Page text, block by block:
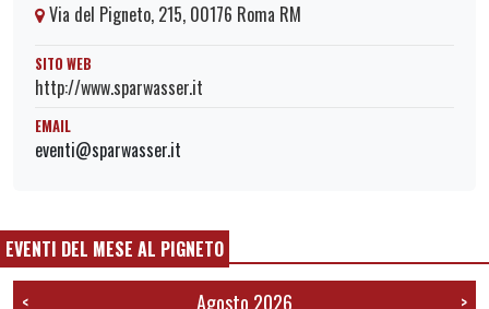
Via del Pigneto, 215, 00176 Roma RM
SITO WEB
http://www.sparwasser.it
EMAIL
eventi@sparwasser.it
EVENTI DEL MESE AL PIGNETO
< Agosto 2026 >